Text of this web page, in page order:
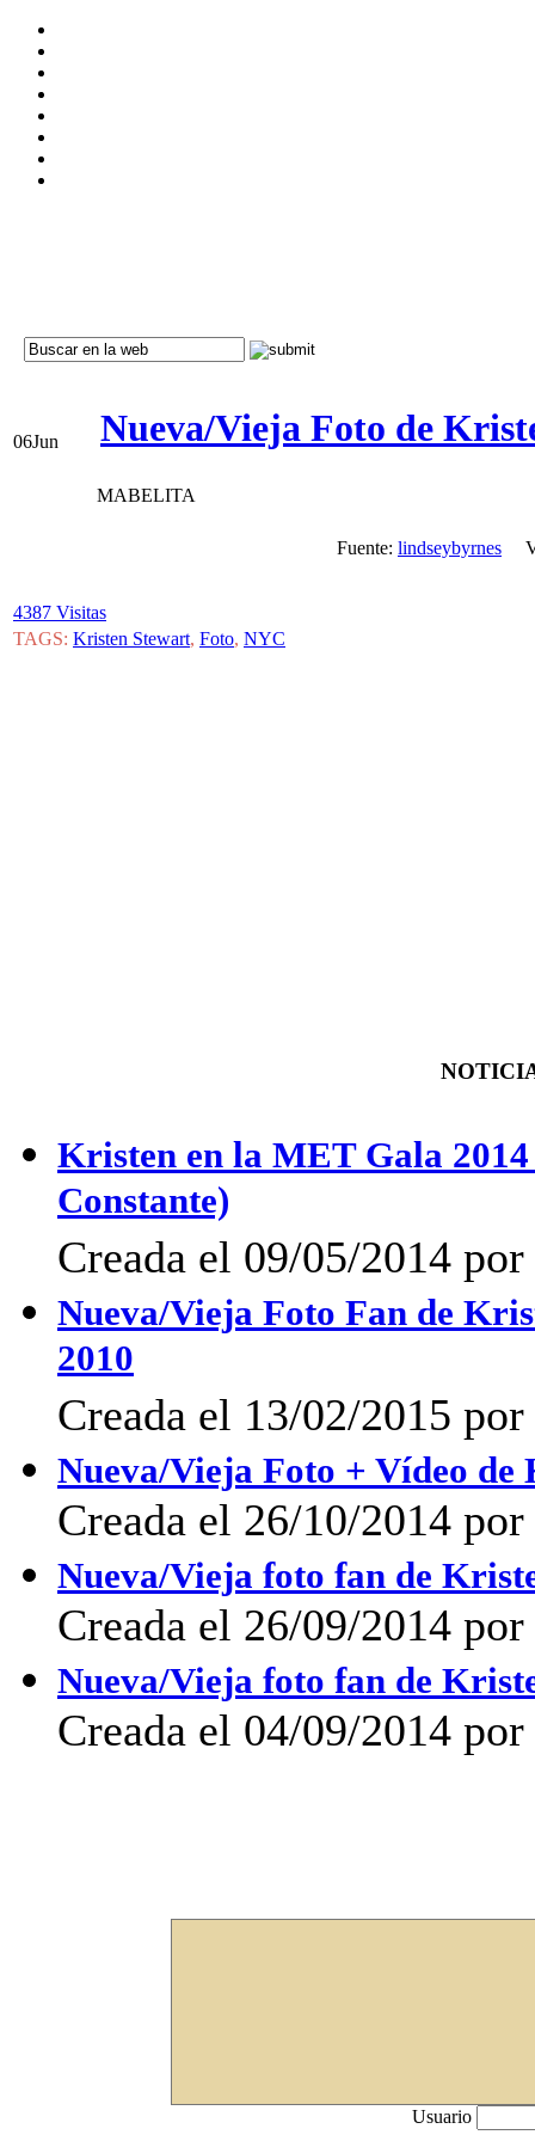
06Jun Nueva/Vieja Foto de
MABELITA
Fuente: lindseybyrnes
4387 Visitas
TAGS: Kristen Stewart, Foto, NYC
Kristen en la MET Gala
Constante)
Creada el 09/05/2014
Nueva/Vieja Foto Fan de
2010
Creada el 13/02/2015
Nueva/Vieja Foto + Vídeo
Creada el 26/10/2014
Nueva/Vieja foto fan de
Creada el 26/09/2014
Nueva/Vieja foto fan de
Creada el 04/09/2014
Usuario